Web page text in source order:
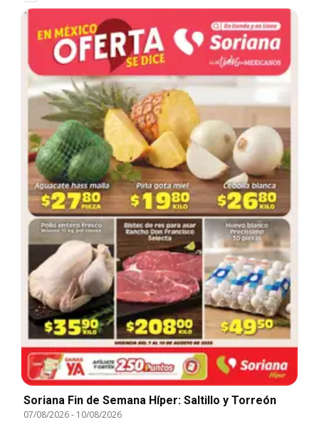
Soriana Fin de Semana Híper: Saltillo y Torreón
07/08/2026- 10/08/2026